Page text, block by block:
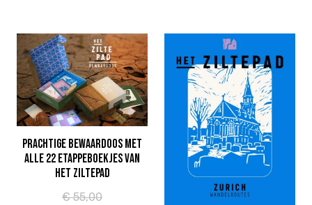
Prachtige bewaardoos met
alle 22 etappeboekjes van
Het Ziltepad
€ 55,00